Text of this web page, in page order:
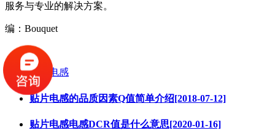
服务与专业的解决方案。
编：Bouquet
标签: 共模电感
贴片电感的品质因素Q值简单介绍[2018-07-12]
贴片电感电感DCR值是什么意思[2020-01-16]